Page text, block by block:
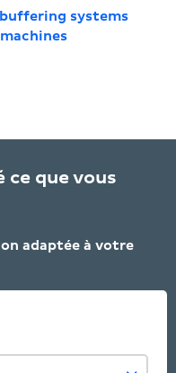
systems
ce que vous
adaptée à votre